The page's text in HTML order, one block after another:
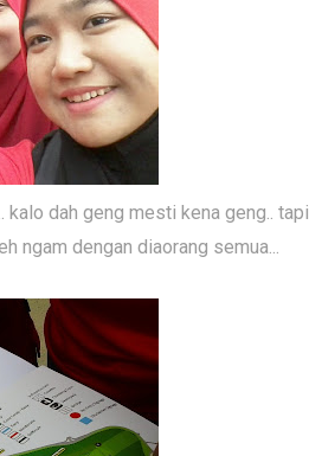
kalo dah geng mesti kena geng.. tapi
ngam dengan diaorang semua...